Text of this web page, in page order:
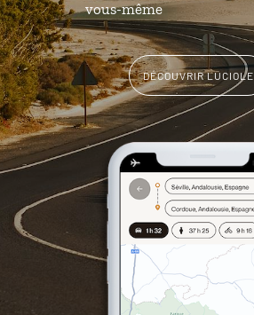
vous-même
DÉCOUVRIR LUCIOLE